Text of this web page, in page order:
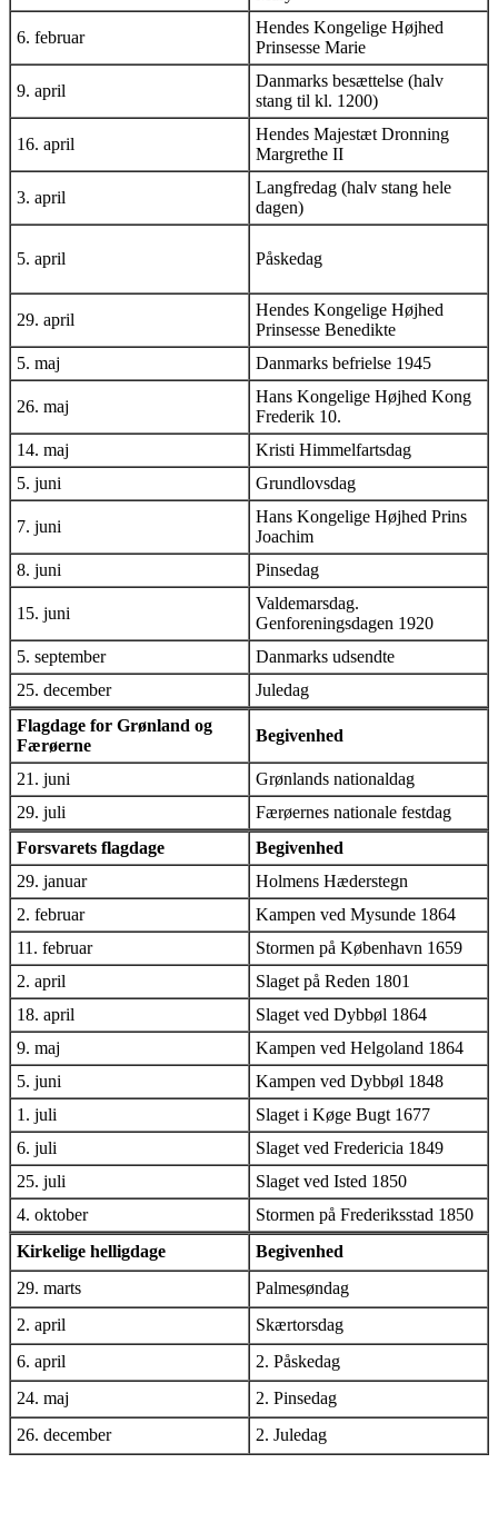
6. februar
Hendes Kongelige Højhed
Prinsesse Marie
9. april
Danmarks besættelse (halv
stang til kl. 1200)
16. april
Hendes Majestæt Dronning
Margrethe II
3. april
Langfredag (halv stang hele
dagen)
5. april Påskedag
29. april
Hendes Kongelige Højhed
Prinsesse Benedikte
5. maj
Danmarks befrielse 1945
26. maj
Hans Kongelige Højhed Kong
Frederik 10.
14. maj
Kristi Himmelfartsdag
5. juni
Grundlovsdag
7. juni
Hans Kongelige Højhed Prins
Joachim
8. juni
Pinsedag
15. juni
Valdemarsdag.
Genforeningsdagen 1920
5. september
Danmarks udsendte
25. december
Juledag
Flagdage for Grønland og
Færøerne
Begivenhed
21. juni
Grønlands nationaldag
29. juli
Færøernes nationale festdag
Forsvarets flagdage
Begivenhed
29. januar
Holmens Hæderstegn
2. februar
Kampen ved Mysunde 1864
11. februar
Stormen på København 1659
2. april
Slaget på Reden 1801
18. april
Slaget ved Dybbøl 1864
9. maj
Kampen ved Helgoland 1864
5. juni
Kampen ved Dybbøl 1848
1. juli
Slaget i Køge Bugt 1677
6. juli
Slaget ved Fredericia 1849
25. juli
Slaget ved Isted 1850
4. oktober
Stormen på Frederiksstad 1850
Kirkelige helligdage
Begivenhed
29. marts
Palmesøndag
2. april
Skærtorsdag
6. april
2. Påskedag
24. maj
2. Pinsedag
26. december
2. Juledag